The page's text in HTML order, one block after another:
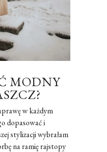
MODNY
w każdym
dopasować i
stylizacji wybrałam
na ramię rajstopy